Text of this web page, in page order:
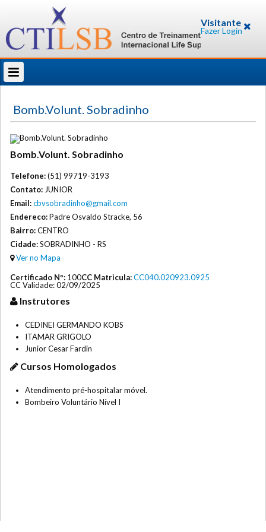
Visitante
Fazer Login
Bomb.Volunt. Sobradinho
Bomb.Volunt. Sobradinho
Telefone:(51) 99719-3193
Contato: JUNIOR
Email:cbvsobradinho@gmail.com
Endereco:Padre Osvaldo Stracke, 56
Bairro:CENTRO
Cidade:SOBRADINHO - RS
Ver no Mapa
Certificado Nº: 100CC Matricula:CC040.020923.0925
CC Validade: 02/09/2025
Instrutores
CEDINEI GERMANDO KOBS
ITAMAR GRIGOLO
Junior Cesar Fardin
Cursos Homologados
Atendimento pré-hospitalar móvel.
Bombeiro Voluntário Nível I